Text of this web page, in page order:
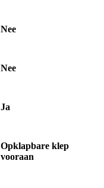
Nee
Nee
Ja
Opklapbare klep
vooraan